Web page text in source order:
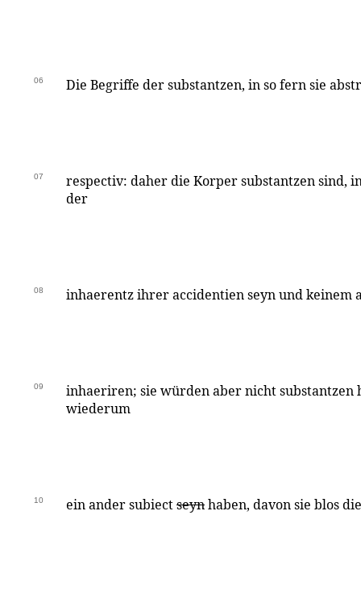
06 Die Begriffe der substantzen, in so fern sie
07
respectiv: daher die Korper substantzen sind,
der
08 inhaerentz ihrer accidentien seyn und keinem
09
inhaeriren; sie würden aber nicht substantzen
wiederum
10 ein ander subiectseynhaben, davon sie blos